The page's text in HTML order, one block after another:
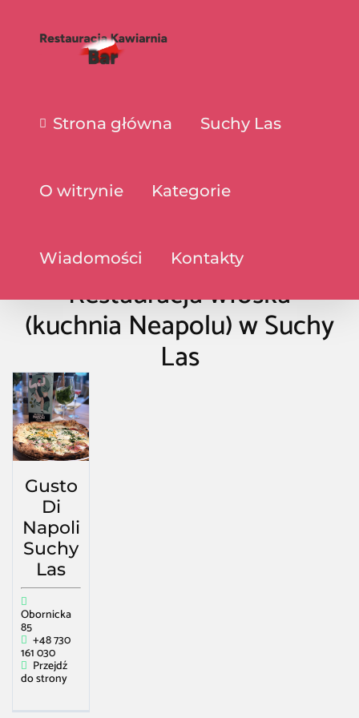
Strona główna Suchy Las
O witrynie Kategorie
Wiadomości Kontakty
Restauracja włoska
(kuchnia Neapolu) w Suchy
Las
Restauracja Kawiarnia Bar
Gusto
Di
Napoli
Suchy
Las
Obornicka
85
+48 730
161 030
Przejdź
do strony